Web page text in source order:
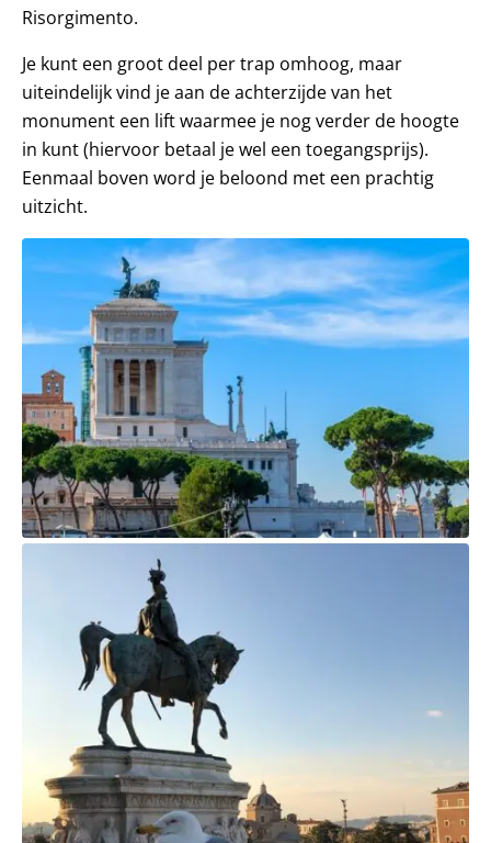
Risorgimento.
Je kunt een groot deel per trap omhoog, maar
uiteindelijk vind je aan de achterzijde van het
monument een lift waarmee je nog verder de hoogte
in kunt (hiervoor betaal je wel een toegangsprijs).
Eenmaal boven word je beloond met een prachtig
uitzicht.